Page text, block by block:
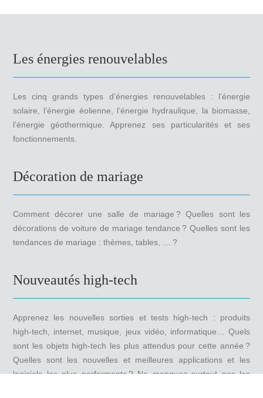
Les énergies renouvelables
Les cinq grands types d’énergies renouvelables : l’énergie
solaire, l’énergie éolienne, l’énergie hydraulique, la biomasse,
l’énergie géothermique. Apprenez ses particularités et ses
fonctionnements.
Décoration de mariage
Comment décorer une salle de mariage ? Quelles sont les
décorations de voiture de mariage tendance ? Quelles sont les
tendances de mariage : thèmes, tables, … ?
Nouveautés high-tech
Apprenez les nouvelles sorties et tests high-tech : produits
high-tech, internet, musique, jeux vidéo, informatique… Quels
sont les objets high-tech les plus attendus pour cette année ?
Quelles sont les nouvelles et meilleures applications et les
logiciels les plus performants ? Ne manquez surtout pas les